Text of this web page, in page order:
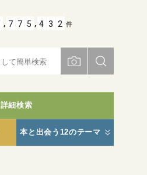
詳細検索
本と出会う12のテーマ
, 7 7 5 , 4 3 2 件